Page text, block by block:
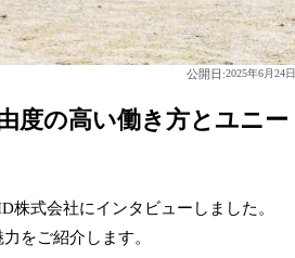
公開日:2025年6月24日
度の高い働き方とユニー
式会社にインタビューしました。
をご紹介します。